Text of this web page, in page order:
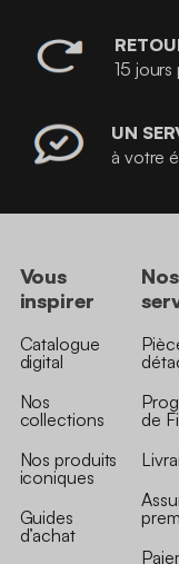
15 jours
UN
à votre
Vous
inspirer
Catalogue
digital
Nos
collections
Nos produits
iconiques
Guides
d’achat
Nos
de